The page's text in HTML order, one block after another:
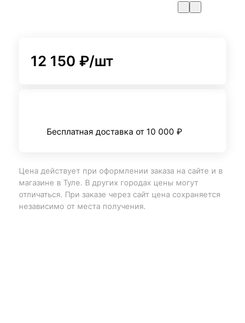
12 150 ₽/шт
Бесплатная доставка от 10 000 ₽
Цена действует при оформлении заказа на сайте и в
магазине в Туле. В других городах цены могут
отличаться. При заказе через сайт цена сохраняется
независимо от места получения.